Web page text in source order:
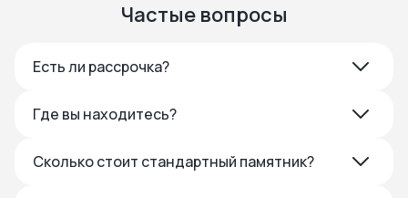
Частые вопросы
Есть ли рассрочка?
Где вы находитесь?
Сколько стоит стандартный памятник?